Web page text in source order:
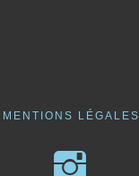
MENTIONS LÉGALES